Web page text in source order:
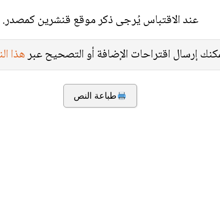
عند الاقتباس يُرجى ذكر موقع قنشرين كمصدر.
إرسال اقتراحات الإضافة أو التصحيح عبرهذا
طباعة النص